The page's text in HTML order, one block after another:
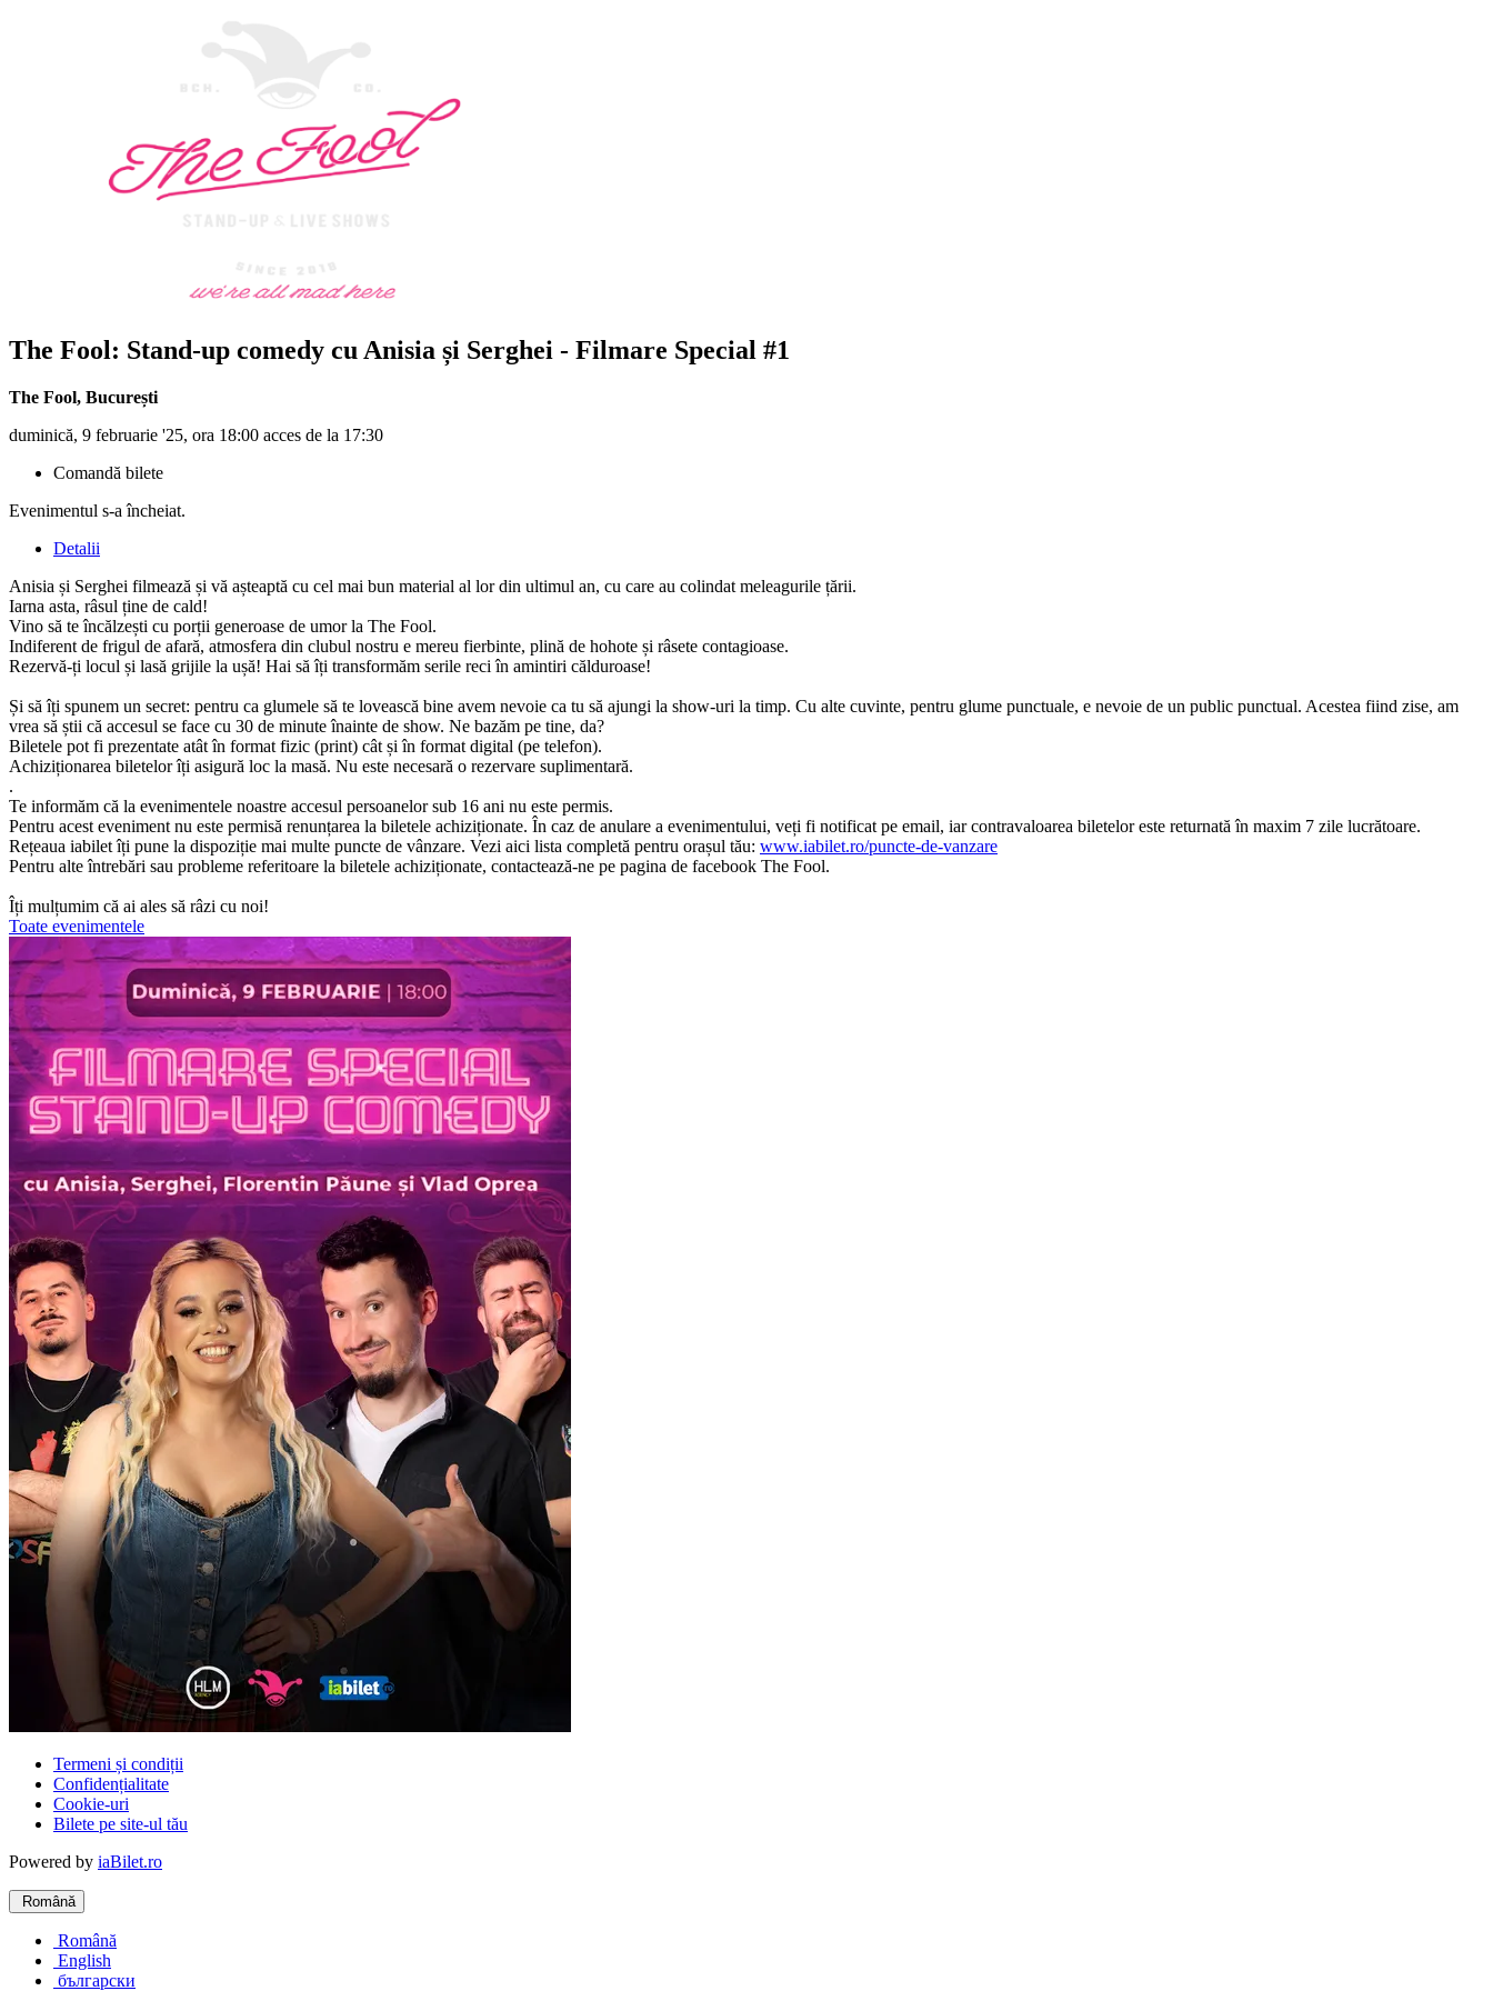
The Fool: Stand-up comedy cu Anisia și Serghei - Filmare Special #1
The Fool, București
duminică, 9 februarie '25, ora 18:00 acces de la 17:30
Comandă bilete
Evenimentul s-a încheiat.
Detalii
Anisia și Serghei filmează și vă așteaptă cu cel mai bun material al lor din ultimul an, cu care au colindat meleagurile țării.
Iarna asta, râsul ține de cald!
Vino să te încălzești cu porții generoase de umor la The Fool.
Indiferent de frigul de afară, atmosfera din clubul nostru e mereu fierbinte, plină de hohote și râsete contagioase.
Rezervă-ți locul și lasă grijile la ușă! Hai să îți transformăm serile reci în amintiri călduroase!
Și să îți spunem un secret: pentru ca glumele să te lovească bine avem nevoie ca tu să ajungi la show-uri la timp. Cu alte cuvinte, pentru glume punctuale, e nevoie de un public punctual. Acestea fiind zise, am
vrea să știi că accesul se face cu 30 de minute înainte de show. Ne bazăm pe tine, da?
Biletele pot fi prezentate atât în format fizic (print) cât și în format digital (pe telefon).
Achiziționarea biletelor îți asigură loc la masă. Nu este necesară o rezervare suplimentară.
.
Te informăm că la evenimentele noastre accesul persoanelor sub 16 ani nu este permis.
Pentru acest eveniment nu este permisă renunțarea la biletele achiziționate. În caz de anulare a evenimentului, veți fi notificat pe email, iar contravaloarea biletelor este returnată în maxim 7 zile lucrătoare.
Rețeaua iabilet îți pune la dispoziție mai multe puncte de vânzare. Vezi aici lista completă pentru orașul tău: www.iabilet.ro/puncte-de-vanzare
Pentru alte întrebări sau probleme referitoare la biletele achiziționate, contactează-ne pe pagina de facebook The Fool.
Îți mulțumim că ai ales să râzi cu noi!
Toate evenimentele
Termeni și condiții
Confidențialitate
Cookie-uri
Bilete pe site-ul tău
Powered by iaBilet.ro
Română
Română
English
български